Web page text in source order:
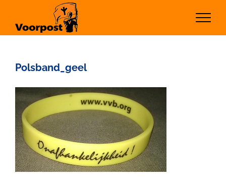
inhoud
Polsband_geel